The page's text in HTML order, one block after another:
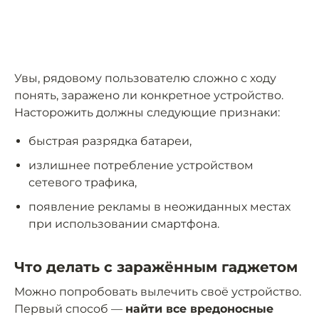
Увы, рядовому пользователю сложно с ходу
понять, заражено ли конкретное устройство.
Насторожить должны следующие признаки:
быстрая разрядка батареи,
излишнее потребление устройством
сетевого трафика,
появление рекламы в неожиданных местах
при использовании смартфона.
Что делать с заражённым гаджетом
Можно попробовать вылечить своё устройство.
Первый способ — найти все вредоносные